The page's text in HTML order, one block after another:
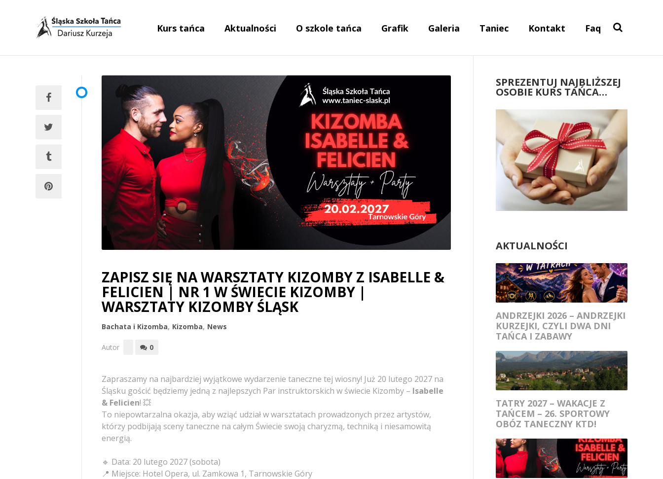
Kurs tańca Aktualności O szkole tańca Grafik Galeria Taniec Kontakt Faq
ZAPISZ SIĘ NA WARSZTATY KIZOMBY Z ISABELLE &
FELICIEN | NR 1 W ŚWIECIE KIZOMBY |
WARSZTATY KIZOMBY ŚLĄSK
Bachata i Kizomba, Kizomba, News
Autor 0
Zapraszamy na najbardziej wyjątkowe wydarzenie taneczne tej wiosny! Już 20 lutego 2027 na
Śląsku gościć będziemy jedną z najlepszych Par instruktorskich w świecie Kizomby – Isabelle
& Felicien! 💥
To niepowtarzalna okazja, aby wziąć udział w warsztatach prowadzonych przez artystów,
którzy podbijają sceny taneczne na całym Świecie swoją charyzmą, techniką i niesamowitą
energią.
🔹 Data: 20 lutego 2027 (sobota)
📍 Miejsce: Hotel Opera, ul. Zamkowa 1, Tarnowskie Góry
SPREZENTUJ NAJBLIŻSZEJ
OSOBIE KURS TAŃCA…
AKTUALNOŚCI
ANDRZEJKI 2026 – ANDRZEJKI
KURZEJKI, CZYLI DWA DNI
TAŃCA I ZABAWY
TATRY 2027 – WAKACJE Z
TAŃCEM – 26. SPORTOWY
OBÓZ TANECZNY KTD!